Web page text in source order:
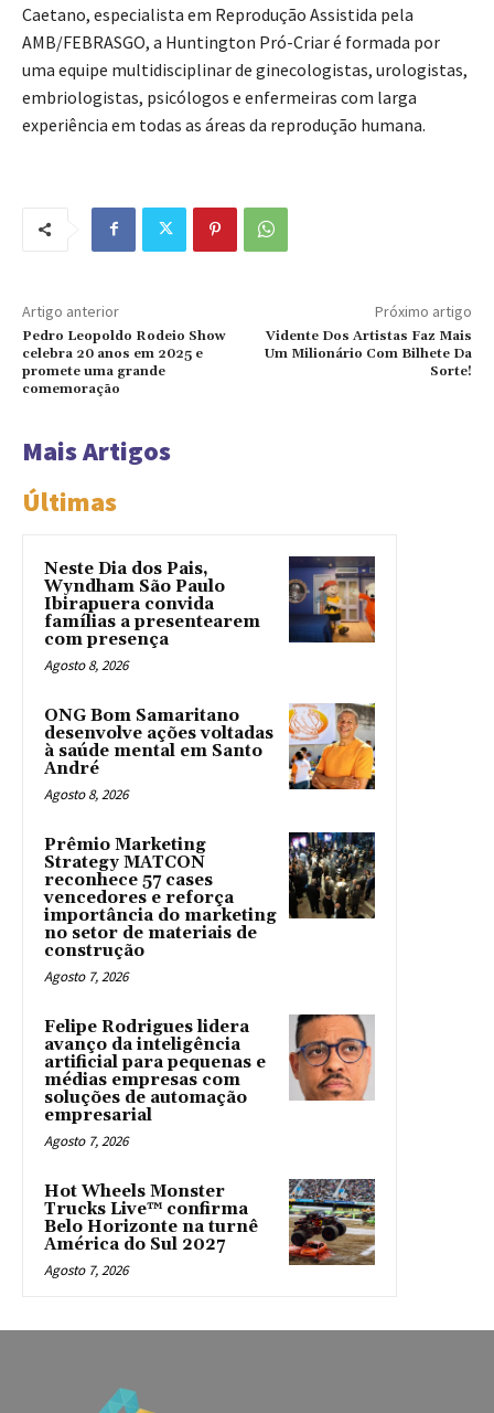
Caetano, especialista em Reprodução Assistida pela
AMB/FEBRASGO, a Huntington Pró-Criar é formada por
uma equipe multidisciplinar de ginecologistas, urologistas,
embriologistas, psicólogos e enfermeiras com larga
experiência em todas as áreas da reprodução humana.
Artigo anterior
Pedro Leopoldo Rodeio Show
celebra 20 anos em 2025 e
promete uma grande
comemoração
Próximo artigo
Vidente Dos Artistas Faz Mais
Um Milionário Com Bilhete Da
Sorte!
Mais Artigos
Últimas
Neste Dia dos Pais,
Wyndham São Paulo
Ibirapuera convida
famílias a presentearem
com presença
Agosto 8, 2026
ONG Bom Samaritano
desenvolve ações voltadas
à saúde mental em Santo
André
Agosto 8, 2026
Prêmio Marketing
Strategy MATCON
reconhece 57 cases
vencedores e reforça
importância do marketing
no setor de materiais de
construção
Agosto 7, 2026
Felipe Rodrigues lidera
avanço da inteligência
artificial para pequenas e
médias empresas com
soluções de automação
empresarial
Agosto 7, 2026
Hot Wheels Monster
Trucks Live™ confirma
Belo Horizonte na turnê
América do Sul 2027
Agosto 7, 2026